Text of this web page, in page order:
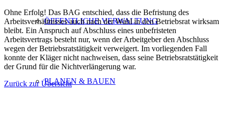
ÖFFENTLICHE VERWALTUNG
PLANEN & BAUEN
Ohne Erfolg! Das BAG entschied, dass die Befristung des
Arbeitsverhältnisses auch nach der Wahl in den Betriebsrat wirksam
bleibt. Ein Anspruch auf Abschluss eines unbefristeten
Arbeitsvertrags besteht nur, wenn der Arbeitgeber den Abschluss
wegen der Betriebsratstätigkeit verweigert. Im vorliegenden Fall
konnte der Kläger nicht nachweisen, dass seine Betriebsratstätigkeit
der Grund für die Nichtverlängerung war.
Zurück zur Übersicht